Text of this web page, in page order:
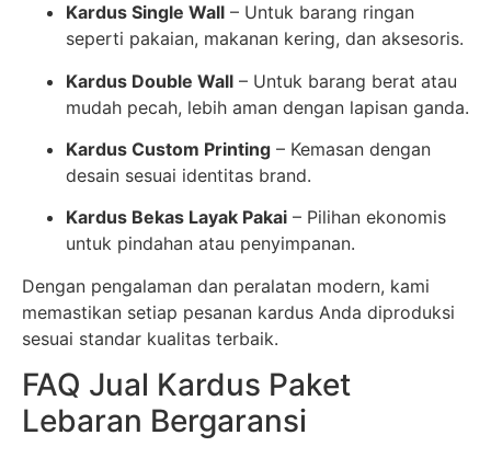
Kardus Single Wall – Untuk barang ringan
seperti pakaian, makanan kering, dan aksesoris.
Kardus Double Wall – Untuk barang berat atau
mudah pecah, lebih aman dengan lapisan ganda.
Kardus Custom Printing – Kemasan dengan
desain sesuai identitas brand.
Kardus Bekas Layak Pakai – Pilihan ekonomis
untuk pindahan atau penyimpanan.
Dengan pengalaman dan peralatan modern, kami
memastikan setiap pesanan kardus Anda diproduksi
sesuai standar kualitas terbaik.
FAQ Jual Kardus Paket
Lebaran Bergaransi